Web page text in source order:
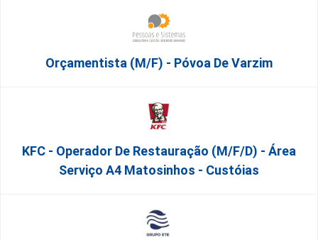
Orçamentista (m/f) - Póvoa De Varzim
KFC - Operador De Restauração (m/f/d) - Área
Serviço A4 Matosinhos - Custóias